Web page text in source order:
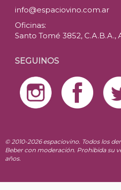
info@espaciovino.com.ar
Oficinas:
Santo Tomé 3852, C.A.B.A.,
SEGUINOS
© 2010-2026 espaciovino. Todos los
Beber con moderación. Prohibida su
años.